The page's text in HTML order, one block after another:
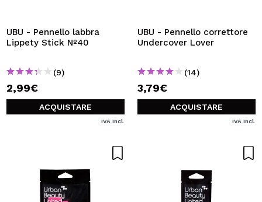
Creando un account su Maquibeauty.it potrai fare i tuoi
acquisti velocemente, controllare lo stato dei tuoi ordini e
consultare le tue operazioni precedenti.
CREARE UN ACCOUNT
UBU - Pennello labbra
Lippety Stick Nº40
(9)
2,99€
ACQUISTARE
IVA Incl.
UBU - Pennello correttore
Undercover Lover
(14)
3,79€
ACQUISTARE
IVA Incl.